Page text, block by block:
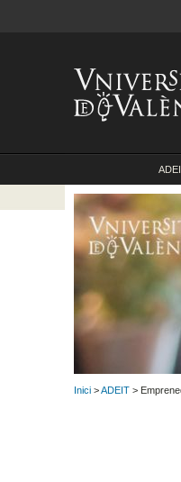
Inici >ADEIT >